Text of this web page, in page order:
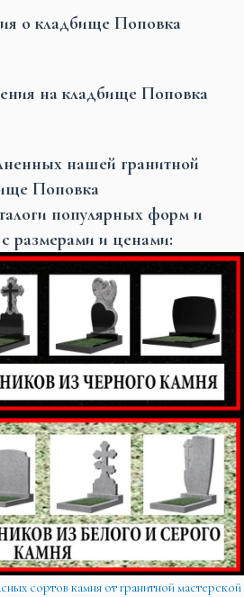
о кладбище Поповка
на кладбище Поповка
нашей гранитной
Поповка
популярных форм и
размерами и ценами: